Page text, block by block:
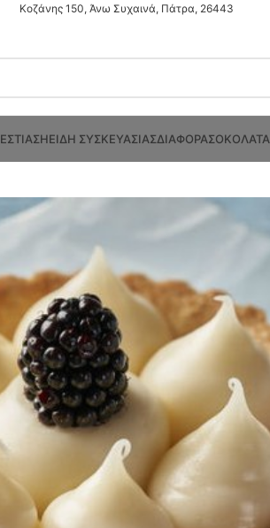
Κοζάνης 150, Άνω Συχαινά, Πάτρα, 26443
ΕΣΤΙΑΣΗΕΙΔΗ ΣΥΣΚΕΥΑΣΙΑΣΔΙΑΦΟΡΑΣΟΚΟΛΑΤΑ